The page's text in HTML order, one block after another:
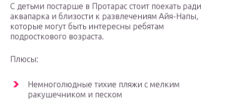
С детьми постарше в Протарас стоит поехать ради
аквапарка и близости к развлечениям Айя-Напы,
которые могут быть интересны ребятам
подросткового возраста.
Плюсы:
Немноголюдные тихие пляжи с мелким
ракушечником и песком